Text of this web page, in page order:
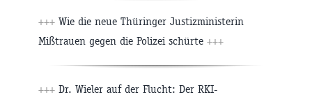
+++ Wie die neue Thüringer Justizministerin
Mißtrauen gegen die Polizei schürte +++
+++ Dr. Wieler auf der Flucht: Der RKI-